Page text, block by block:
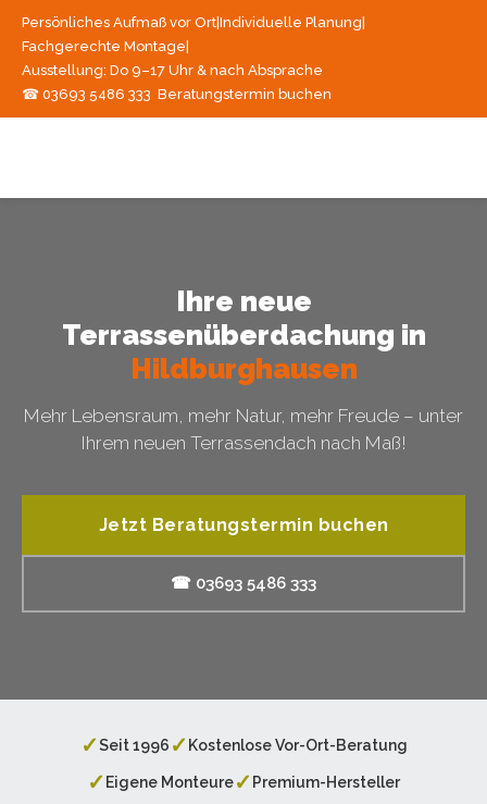
Persönliches Aufmaß vor Ort Individuelle Planung
Fachgerechte Montage
Ausstellung: Do 9–17 Uhr & nach Absprache
☎ 03693 5486 333 Beratungstermin buchen
Ihre neue
Terrassenüberdachung in
Hildburghausen
Mehr Lebensraum, mehr Natur, mehr Freude – unter
Ihrem neuen Terrassendach nach Maß!
Jetzt Beratungstermin buchen
☎ 03693 5486 333
✓Seit 1996 ✓ Kostenlose Vor-Ort-Beratung
✓ Eigene Monteure✓ Premium-Hersteller